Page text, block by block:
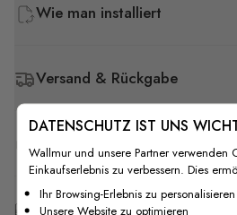
Wie man installiert
Versand & Rückgabe
F.A.Q
Kostenlose Anpassung
DATENSCHUTZ IST UNS
Wallmur und unsere Partner verwenden
Einkaufserlebnis zu verbessern. Dies
Ihr Browsing-Erlebnis zu personalisieren
Unsere Website zu optimieren